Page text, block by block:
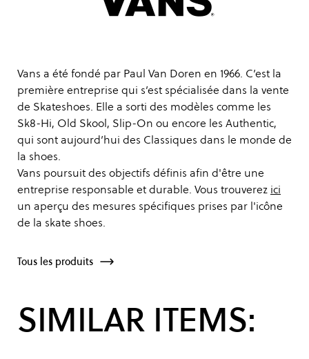
Vans a été fondé par Paul Van Doren en 1966. C’est la
première entreprise qui s’est spécialisée dans la vente
de Skateshoes. Elle a sorti des modèles comme les
Sk8-Hi, Old Skool, Slip-On ou encore les Authentic,
qui sont aujourd’hui des Classiques dans le monde de
la shoes.
Vans poursuit des objectifs définis afin d'être une
entreprise responsable et durable. Vous trouverez ici
un aperçu des mesures spécifiques prises par l'icône
de la skate shoes.
Tous les produits
SIMILAR ITEMS: